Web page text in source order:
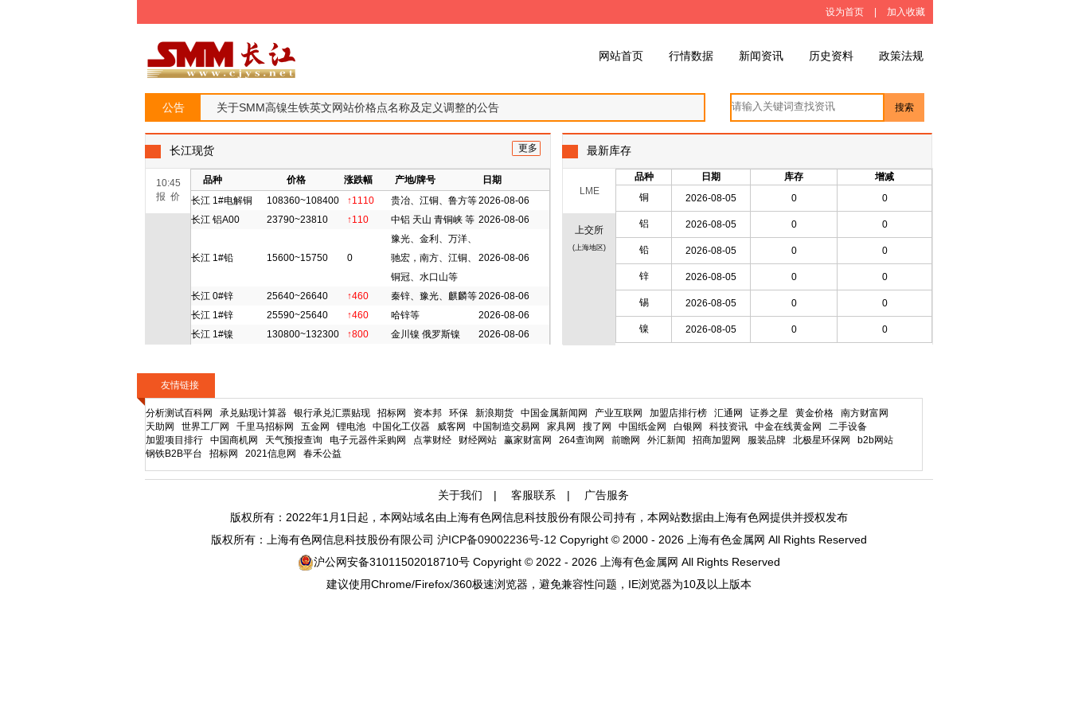
设为首页 加入收藏
网站首页 行情数据 新闻资讯 历史资料 政策法规
公告 关于SMM高镍生铁英文网站价格点名称及定义调整的公告 搜索
长江现货 更多
10:45
报 价
品种 价格 涨跌幅 产地/牌号
日期
长江 1#电解铜
108360~108400 ↑1110 贵冶、江铜、鲁方等2026-08-06
长江 铝A00
23790~23810 ↑110 中铝 天山 青铜峡 等 2026-08-06
长江 1#铅 15600~15750 0
豫光、金利、万洋、
驰宏，南方、江铜、
铜冠、水口山等
2026-08-06
长江 0#锌 25640~26640 ↑460 秦锌、豫光、麒麟等2026-08-06
长江 1#锌
25590~25640 ↑460 哈锌等
2026-08-06
长江 1#镍
130800~132300 ↑800 金川镍 俄罗斯镍 2026-08-06
长江 1#锡
R410A专用紫铜
管
113380~113380 ↑1110
海亮股份、宁波金
田、金龙集团等旗下2026-08-06
长江 无氧铜丝 109390~109690 ↑1110
越王、桐乡、宁波展
2026-08-06
长江 1#白银
15224~15234 ↑666 国产 2026-08-06
23800~24200
含中铝、超今、青铜
峡、保硕、创新、万
泰、帅翼驰、信发等
最新库存
LME
上交所
(上海地区)
品种 日期 库存
增减
铜
2026-08-05 0 0
铝 2026-08-05 0 0
铅 2026-08-05 0 0
锌 2026-08-05 0 0
锡 2026-08-05 0 0
镍 2026-08-05 0 0
友情链接
分析测试百科网 承兑贴现计算器 银行承兑汇票贴现 招标网 资本邦 环保 新浪期货 中国金属新闻网 产业互联网 加盟店排行榜 汇通网 证券之星 黄金价格
南方财富网
天助网
世界工厂网 千里马招标网 五金网 锂电池 中国化工仪器 威客网 中国制造交易网 家具网 搜了网 中国纸金网 白银网 科技资讯 中金在线黄金网
二手设备
加盟项目排行
中国商机网 天气预报查询 电子元器件采购网 点掌财经 财经网站 赢家财富网 264查询网 前瞻网 外汇新闻 招商加盟网 服装品牌 北极星环保网
b2b网站
钢铁B2B平台
招标网 2021信息网 春禾公益
关于我们 | 客服联系 |
广告服务
版权所有：2022年1月1日起，本网站域名由上海有色网信息科技股份有限公司持有，本网站数据由上海有色网提供并授权发布
版权所有：上海有色网信息科技股份有限公司 沪ICP备09002236号-12 Copyright © 2000 - 2026 上海有色金属网 All Rights Reserved
沪公网安备31011502018710号 Copyright © 2022 - 2026 上海有色金属网 All Rights Reserved
建议使用Chrome/Firefox/360极速浏览器，避免兼容性问题，IE浏览器为10及以上版本